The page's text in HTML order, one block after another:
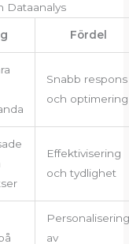
Dataanalys
Fördel
Snabb respons
och optimering
Effektivisering
och tydlighet
Personalisering
av